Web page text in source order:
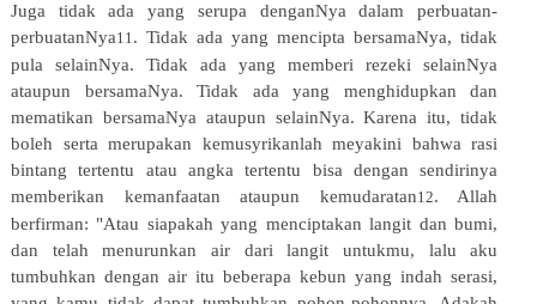
Juga tidak ada yang serupa denganNya dalam
perbuatan-
perbuatanNya11. Tidak ada yang mencipta bersamaNya, tidak
pula selainNya. Tidak ada yang memberi rezeki selainNya
ataupun bersamaNya. Tidak ada yang menghidupkan dan
mematikan bersamaNya ataupun selainNya. Karena itu, tidak
boleh serta merupakan kemusyrikanlah meyakini bahwa rasi
bintang tertentu atau angka tertentu bisa dengan sendirinya
memberikan kemanfaatan ataupun kemudaratan12. Allah
berfirman: "Atau siapakah yang menciptakan langit dan bumi,
dan telah menurunkan air dari langit untukmu, lalu aku
tumbuhkan dengan air itu beberapa kebun yang indah serasi,